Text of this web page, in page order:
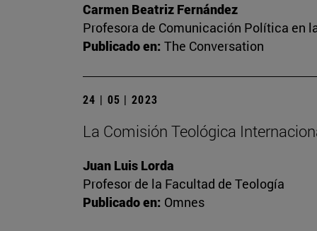
Carmen Beatriz Fernández
Profesora de Comunicación Política en
Publicado en: The Conversation
24 | 05 | 2023
La Comisión Teológica
Juan Luis Lorda
Profesor de la Facultad de Teología
Publicado en: Omnes